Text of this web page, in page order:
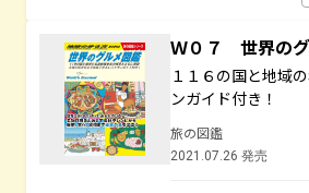
Ｗ０７ 世界の
１１６の国と地域
ンガイド付き！
旅の図鑑
2021.07.26 発売